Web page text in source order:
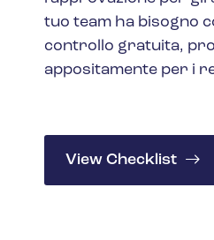
tuo team ha bisogno
controllo gratuita,
appositamente per i
View Checklist